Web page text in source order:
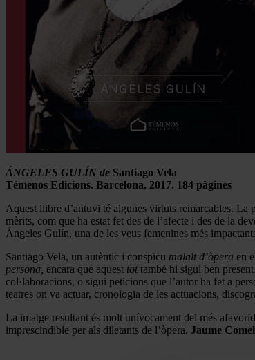
ÁNGELES GULÍN de Santiago Vela
Témenos Edicions. Barcelona, 2017. 184 pàgines
Aquest llibre d’antuvi té algunes virtuts remarcables. La
mèrits, com que ha estat fet des de l’afecte i des de la
Ángeles Gulín, una de les veus femenines més
Santiago Vela, un autèntic i conspicu malalt d’òpera en
persona, encara que aquest tottambé hi sigui ben
col·laboracions, o sigui peticions que l’autor ha fet a
teatres on va actuar, cronologia de les actuacions,
La imatge resultant és molt unívocament del més
imprescindible per als diletants de l’òpera. Jaume